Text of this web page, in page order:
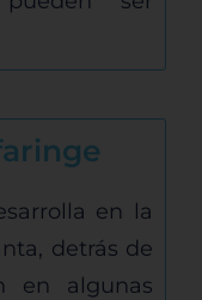
en la
detrás de
en algunas